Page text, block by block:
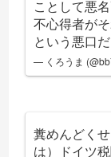
ことして悪
不心得者が
という悪口
— くろうま
糞めんどく
は）ドイツ